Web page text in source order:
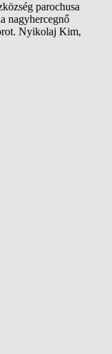
parochusa
nagyhercegnő
Nyikolaj Kim,